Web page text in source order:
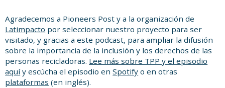
Agradecemos a Pioneers Post y a la organización de
Latimpacto por seleccionar nuestro proyecto para ser
visitado, y gracias a este podcast, para ampliar la difusión
sobre la importancia de la inclusión y los derechos de las
personas recicladoras. Lee más sobre TPP y el episodio
aquíy escúcha el episodio enSpotify o en otras
plataformas (en inglés).